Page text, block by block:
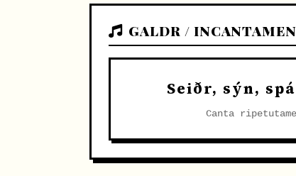
GALDR /
Seiðr, sýn,
Canta